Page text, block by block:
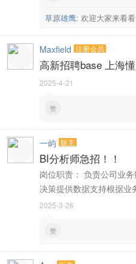
草原雄鹰: 欢迎大家来看
Maxfield 注册会员
高新招聘base 上海
2025-4-21
赞
一屿 版主
BI分析师急招！！
岗位职责： 负责公司业
决策提供数据支持根据
2025-3-26
赞